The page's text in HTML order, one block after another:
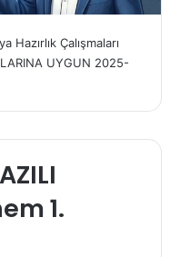
Hazırlık Çalışmaları
UYGUN 2025-
1.